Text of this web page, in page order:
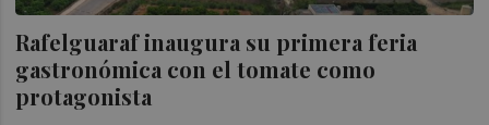
Rafelguaraf inaugura su primera feria
gastronómica con el tomate como
protagonista